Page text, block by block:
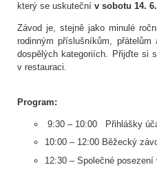
který se uskuteční v sobotu 14.
Závod je, stejně jako minulé
rodinným příslušníkům,
dospělých kategoriích. Přijďte si
v restauraci.
Program:
9:30 – 10:00 Přihlášky
10:00 – 12:00 Běžecký
12:30 – Společné posezení